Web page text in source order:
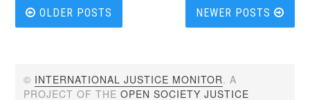
Posts
OLDER POSTS NEWER POSTS
© INTERNATIONAL JUSTICE MONITOR. A
PROJECT OF THEOPEN SOCIETY JUSTICE